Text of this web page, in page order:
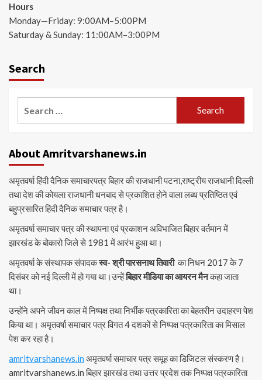
Hours
Monday—Friday: 9:00AM–5:00PM
Saturday & Sunday: 11:00AM–3:00PM
Search
About Amritvarshanews.in
अमृतवर्षा हिंदी दैनिक समाचारपत्र बिहार की राजधानी पटना,राष्ट्रीय राजधानी दिल्ली
तथा देश की कोयला राजधानी धनबाद से प्रकाशित होने वाला लब्ध प्रतिष्ठित एवं
बहुप्रसारित हिंदी दैनिक समाचार पत्र है।
अमृतवर्षा समाचार पत्र की स्थापना एवं प्रकाशन अविभाजित बिहार वर्तमान में
झारखंड के बोकारो जिले से 1981 में आरंभ हुआ था।
अमृतवर्षा के संस्थापक संपादकस्व- श्री पारसनाथ तिवारीका निधन 2017 के 7
दिसंबर को नई दिल्ली में हो गया था।उन्हेंबिहार मीडिया का आयरन मैनकहा जाता
था।
उन्होंने अपने जीवन काल में निष्पक्ष तथा निर्भीक पत्रकारिता का बेहतरीन उदाहरण पेश
किया था। अमृतवर्षा समाचार पत्र विगत 4 दशकों से निष्पक्ष पत्रकारिता का मिसाल
पेश कर रहा है।
amritvarshanews.in अमृतवर्षा समाचार पत्र समूह का डिजिटल संस्करण है।
amritvarshanews.in बिहार झारखंड तथा उत्तर प्रदेश तक निष्पक्ष पत्रकारिता